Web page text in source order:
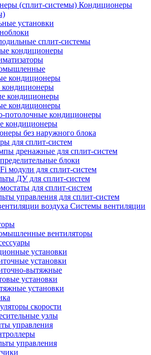
Кондиционеры
установки
сплит-системы
кондиционеры
кондиционеры
кондиционеры
кондиционеры
потолочные кондиционеры
кондиционеры
без наружного блока
для сплит-систем
дренажные для сплит-систем
блоки
модули для сплит-систем
ДУ для сплит-систем
для сплит-систем
управления для сплит-систем
Системы вентиляции
вентиляторы
установки
установки
вытяжные
установки
установки
скорости
узлы
управления
управления